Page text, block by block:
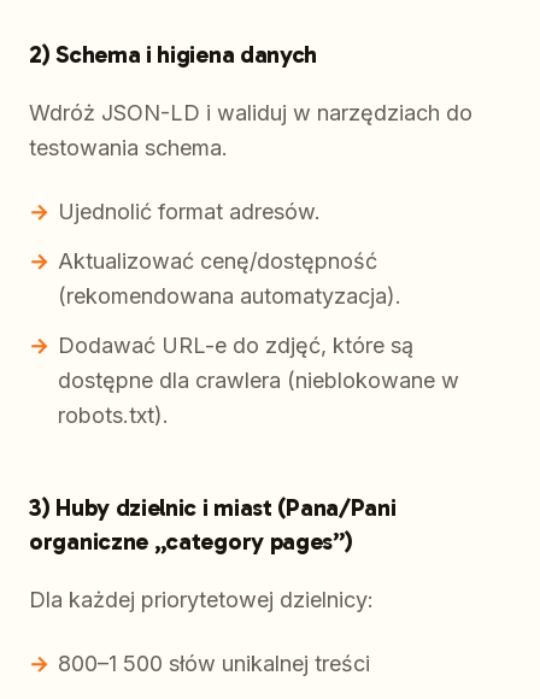
2) Schema i higiena danych
Wdróż JSON-LD i waliduj w narzędziach do
testowania schema.
Ujednolić format adresów.
Aktualizować cenę/dostępność
(rekomendowana automatyzacja).
Dodawać URL-e do zdjęć, które są
dostępne dla crawlera (nieblokowane w
robots.txt).
3) Huby dzielnic i miast (Pana/Pani
organiczne „category pages”)
Dla każdej priorytetowej dzielnicy:
800–1 500 słów unikalnej treści